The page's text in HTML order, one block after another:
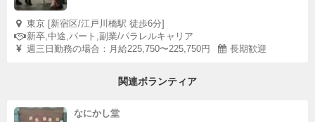
東京 [新宿区/江戸川橋駅 徒歩6分]
新卒,中途,パート,副業/パラレルキャリア
週三日勤務の場合：月給225,750〜225,750円
長期歓迎
関連ボランティア
なにかし堂